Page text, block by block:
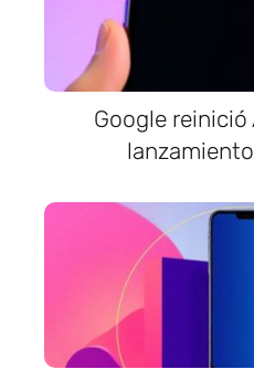
Google